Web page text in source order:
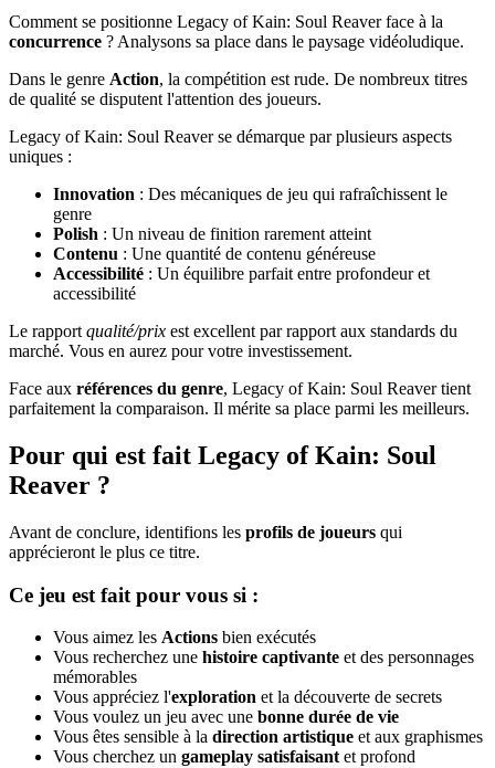
Comment se positionne Legacy of Kain: Soul Reaver face à la
concurrence ? Analysons sa place dans le paysage vidéoludique.
Dans le genre Action, la compétition est rude. De nombreux titres
de qualité se disputent l'attention des joueurs.
Legacy of Kain: Soul Reaver se démarque par plusieurs aspects
uniques :
Innovation : Des mécaniques de jeu qui rafraîchissent le
genre
Polish : Un niveau de finition rarement atteint
Contenu : Une quantité de contenu généreuse
Accessibilité : Un équilibre parfait entre profondeur et
accessibilité
Le rapport qualité/prix est excellent par rapport aux standards du
marché. Vous en aurez pour votre investissement.
Face aux références du genre, Legacy of Kain: Soul Reaver tient
parfaitement la comparaison. Il mérite sa place parmi les meilleurs.
Pour qui est fait Legacy of Kain: Soul
Reaver ?
Avant de conclure, identifions les profils de joueurs qui
apprécieront le plus ce titre.
Ce jeu est fait pour vous si :
Vous aimez les Actions bien exécutés
Vous recherchez une histoire captivante et des personnages
mémorables
Vous appréciez l'exploration et la découverte de secrets
Vous voulez un jeu avec une bonne durée de vie
Vous êtes sensible à la direction artistique et aux graphismes
Vous cherchez un gameplay satisfaisant et profond